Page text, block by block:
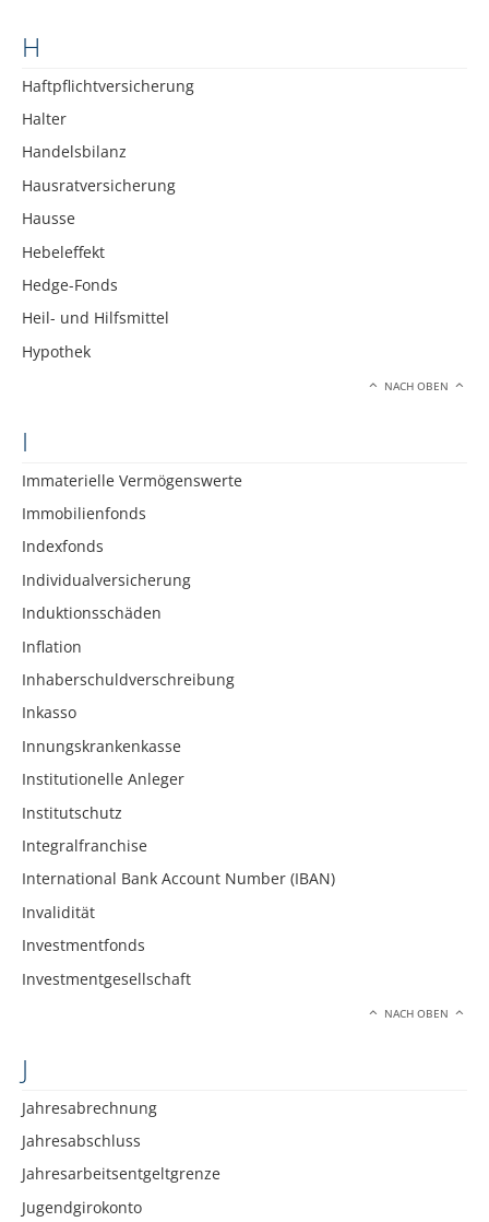
H
Haftpflichtversicherung
Halter
Handelsbilanz
Hausratversicherung
Hausse
Hebeleffekt
Hedge-Fonds
Heil- und Hilfsmittel
Hypothek
NACH OBEN
I
Immaterielle Vermögenswerte
Immobilienfonds
Indexfonds
Individualversicherung
Induktionsschäden
Inflation
Inhaberschuldverschreibung
Inkasso
Innungskrankenkasse
Institutionelle Anleger
Institutschutz
Integralfranchise
International Bank Account Number (IBAN)
Invalidität
Investmentfonds
Investmentgesellschaft
NACH OBEN
J
Jahresabrechnung
Jahresabschluss
Jahresarbeitsentgeltgrenze
Jugendgirokonto